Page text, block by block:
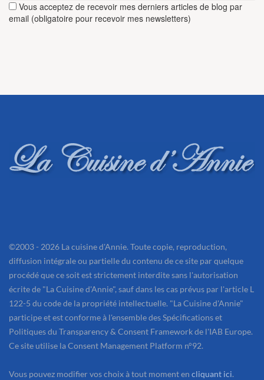
Vous acceptez de recevoir mes derniers articles de blog par
email (obligatoire pour recevoir mes newsletters)
©2003 - 2026 La cuisine d'Annie. Toute copie, reproduction,
diffusion intégrale ou partielle du contenu de ce site par quelque
procédé que ce soit est strictement interdite sans l'autorisation
écrite de "La Cuisine d'Annie", sauf dans les cas prévus par l'article L
122-5 du code de la propriété intellectuelle. "La Cuisine d'Annie"
participe et est conforme à l'ensemble des Spécifications et
Politiques du Transparency & Consent Framework de l'IAB Europe.
Ce site utilise la Consent Management Platform n°92.
Vous pouvez modifier vos choix à tout moment en cliquant ici.